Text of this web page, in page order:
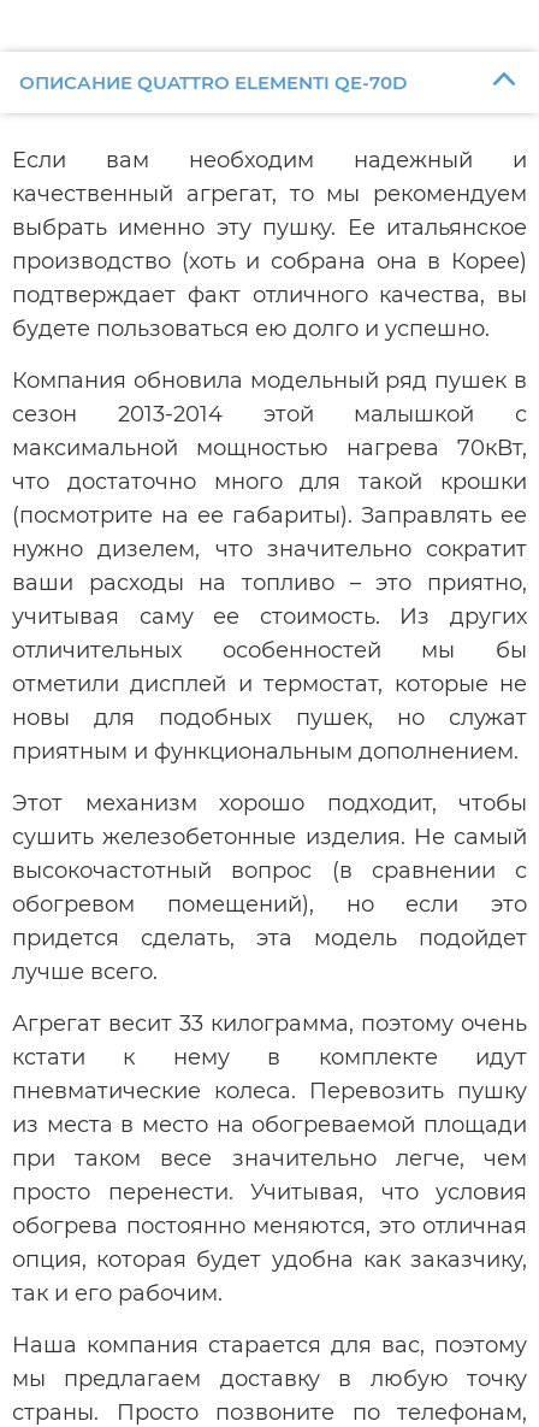
ОПИСАНИЕ QUATTRO ELEMENTI QE-70D
Если вам необходим надежный и
качественный агрегат, то мы рекомендуем
выбрать именно эту пушку. Ее итальянское
производство (хоть и собрана она в Корее)
подтверждает факт отличного качества, вы
будете пользоваться ею долго и успешно.
Компания обновила модельный ряд пушек в
сезон 2013-2014 этой малышкой с
максимальной мощностью нагрева 70кВт,
что достаточно много для такой крошки
(посмотрите на ее габариты). Заправлять ее
нужно дизелем, что значительно сократит
ваши расходы на топливо – это приятно,
учитывая саму ее стоимость. Из других
отличительных особенностей мы бы
отметили дисплей и термостат, которые не
новы для подобных пушек, но служат
приятным и функциональным дополнением.
Этот механизм хорошо подходит, чтобы
сушить железобетонные изделия. Не самый
высокочастотный вопрос (в сравнении с
обогревом помещений), но если это
придется сделать, эта модель подойдет
лучше всего.
Агрегат весит 33 килограмма, поэтому очень
кстати к нему в комплекте идут
пневматические колеса. Перевозить пушку
из места в место на обогреваемой площади
при таком весе значительно легче, чем
просто перенести. Учитывая, что условия
обогрева постоянно меняются, это отличная
опция, которая будет удобна как заказчику,
так и его рабочим.
Наша компания старается для вас, поэтому
мы предлагаем доставку в любую точку
страны. Просто позвоните по телефонам,